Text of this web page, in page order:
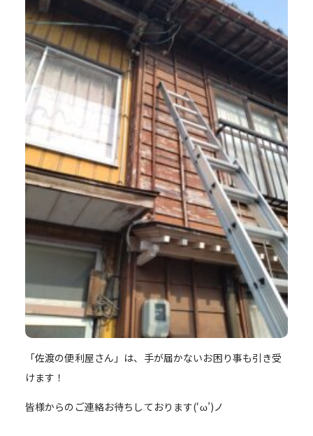
「佐渡の便利屋さん」は、手が届かないお困り事も引き受
けます！
皆様からのご連絡お待ちしております(‘ω’)ノ